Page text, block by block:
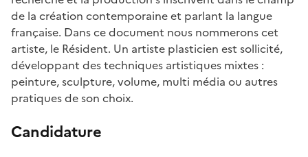
de la création contemporaine et parlant la langue
française. Dans ce document nous nommerons cet
artiste, le Résident. Un artiste plasticien est sollicité,
développant des techniques artistiques mixtes :
peinture, sculpture, volume, multi média ou autres
pratiques de son choix.
Candidature